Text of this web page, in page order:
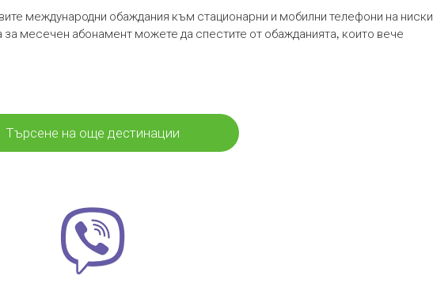
международни обаждания към стационарни и мобилни телефони на ниски
за месечен абонамент можете да спестите от обажданията, които вече
Търсене на още дестинации